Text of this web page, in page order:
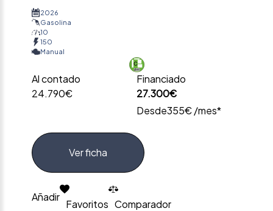
2026
Gasolina
10
150
Manual
Al contado
24.790€
Financiado
27.300€
Desde355€ /mes*
Ver ficha
Añadir
Favoritos Comparador